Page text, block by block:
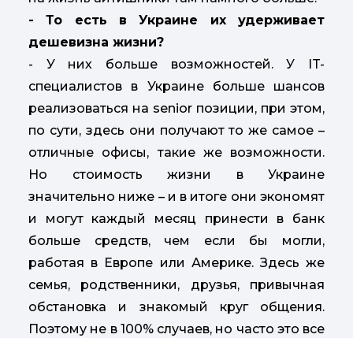
- То есть в Украине их удерживает
дешевизна жизни?
- У них больше возможностей. У IT-
специалистов в Украине больше шансов
реализоваться на senior позиции, при этом,
по сути, здесь они получают то же самое –
отличные офисы, такие же возможности.
Но стоимость жизни в Украине
значительно ниже – и в итоге они экономят
и могут каждый месяц принести в банк
больше средств, чем если бы могли,
работая в Европе или Америке. Здесь же
семья, родственники, друзья, привычная
обстановка и знакомый круг общения.
Поэтому не в 100% случаев, но часто это все